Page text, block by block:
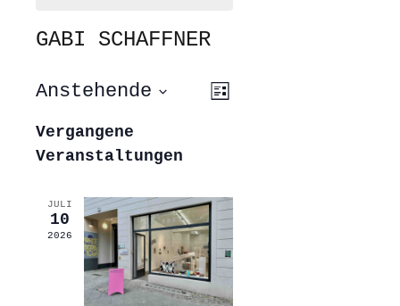
GABI SCHAFFNER
ANSICHTEN-
NAVIGATION
VERANSTALTUNG
ANSICHTEN-
Liste
Anstehende
wählen.
Vergangene
Veranstaltungen
JULI
10
2026